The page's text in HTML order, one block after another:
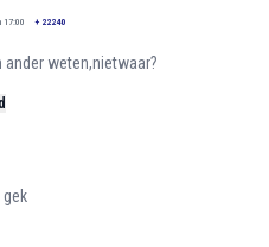
17:00 + 22240
ander weten,nietwaar?